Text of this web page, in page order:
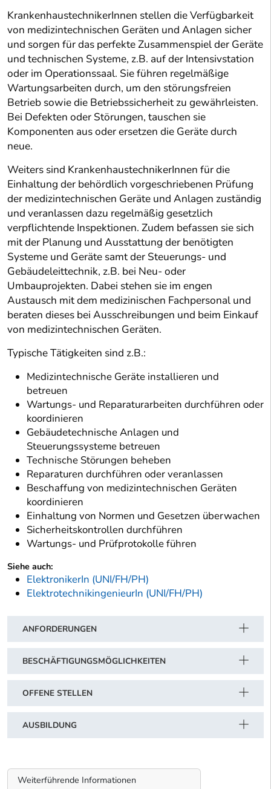
KrankenhaustechnikerInnen stellen die Verfügbarkeit
von medizintechnischen Geräten und Anlagen sicher
und sorgen für das perfekte Zusammenspiel der Geräte
und technischen Systeme, z.B. auf der Intensivstation
oder im Operationssaal. Sie führen regelmäßige
Wartungsarbeiten durch, um den störungsfreien
Betrieb sowie die Betriebssicherheit zu gewährleisten.
Bei Defekten oder Störungen, tauschen sie
Komponenten aus oder ersetzen die Geräte durch
neue.
Weiters sind KrankenhaustechnikerInnen für die
Einhaltung der behördlich vorgeschriebenen Prüfung
der medizintechnischen Geräte und Anlagen zuständig
und veranlassen dazu regelmäßig gesetzlich
verpflichtende Inspektionen. Zudem befassen sie sich
mit der Planung und Ausstattung der benötigten
Systeme und Geräte samt der Steuerungs- und
Gebäudeleittechnik, z.B. bei Neu- oder
Umbauprojekten. Dabei stehen sie im engen
Austausch mit dem medizinischen Fachpersonal und
beraten dieses bei Ausschreibungen und beim Einkauf
von medizintechnischen Geräten.
Typische Tätigkeiten sind z.B.:
Medizintechnische Geräte installieren und
betreuen
Wartungs- und Reparaturarbeiten durchführen oder
koordinieren
Gebäudetechnische Anlagen und
Steuerungssysteme betreuen
Technische Störungen beheben
Reparaturen durchführen oder veranlassen
Beschaffung von medizintechnischen Geräten
koordinieren
Einhaltung von Normen und Gesetzen überwachen
Sicherheitskontrollen durchführen
Wartungs- und Prüfprotokolle führen
Siehe auch:
ElektronikerIn (UNI/FH/PH)
ElektrotechnikingenieurIn (UNI/FH/PH)
ANFORDERUNGEN
BESCHÄFTIGUNGSMÖGLICHKEITEN
OFFENE STELLEN
AUSBILDUNG
Weiterführende Informationen